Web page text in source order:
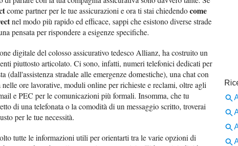
come partner per le tue assicurazioni e ora ti stai chiedendocome
nel modo più rapido ed efficace, sappi che esistono diverse strade
pensata per rispondere a esigenze specifiche.
digitale del colosso assicurativo tedesco Allianz, ha costruito un
piuttosto articolato. Ci sono, infatti, numeri telefonici dedicati per
(dall'assistenza stradale alle emergenze domestiche), una chat con
nelle ore lavorative, moduli online per richieste e reclami, oltre agli
e PEC per le comunicazioni più formali. Insomma, che tu
di una telefonata o la comodità di un messaggio scritto, troverai
per le tue necessità.
tutte le informazioni utili per orientarti tra le varie opzioni di